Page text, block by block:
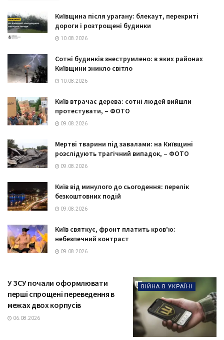
Київщина після урагану: блекаут, перекриті
дороги і розтрощені будинки
10.08.2026
Сотні будинків знеструмлено: в яких районах
Київщини зникло світло
10.08.2026
Київ втрачає дерева: сотні людей вийшли
протестувати, – ФОТО
09.08.2026
Мертві тварини під завалами: на Київщині
розслідують трагічний випадок, – ФОТО
09.08.2026
Київ від минулого до сьогодення: перелік
безкоштовних подій
09.08.2026
Київ святкує, фронт платить кров’ю:
небезпечний контраст
09.08.2026
ВІЙНА В УКРАЇНІ
У ЗСУ почали оформлювати
перші спрощені переведення в
межах двох корпусів
06.08.2026